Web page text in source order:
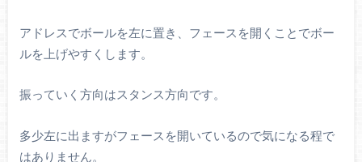
アドレスでボールを左に置き、フェースを開くことでボー
ルを上げやすくします。
振っていく方向はスタンス方向です。
多少左に出ますがフェースを開いているので気になる程で
はありません。